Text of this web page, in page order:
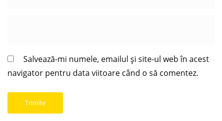
Salvează-mi numele, emailul și site-ul web în acest
navigator pentru data viitoare când o să comentez.